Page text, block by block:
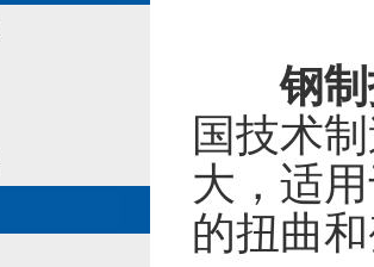
钢
国技术
大，适
的扭曲